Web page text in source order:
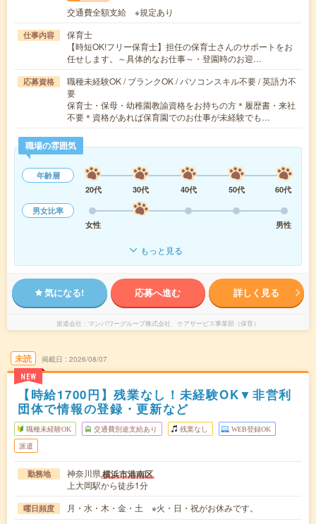
交通費全額支給 ※規定あり
仕事内容
保育士
【時短OK!フリー保育士】担任の保育士さんのサポートをお
任せします。～具体的なお仕事～・登園時のお迎…
応募資格
職種未経験OK / ブランクOK / パソコンスキル不要 / 英語力不
要
保育士・保母・幼稚園教諭資格をお持ちの方＊履歴書・来社
不要＊資格があれば保育園でのお仕事が未経験でも…
職場の雰囲気
年齢層
20代
30代 40代 50代
60代
男女比率
女性
男性
もっと見る
気になる! 応募へ進む 詳しく見る
派遣会社 マンパワーグループ株式会社 ケアサービス事業部（保育）
未読
NEW
掲載日 2026/08/07
【時給1700円】残業なし！未経験OK▼非営利
団体で情報の登録・更新など
職種未経験OK 交通費別途支給あり 残業なし WEB登録OK
派遣
勤務地 神奈川県横浜市港南区
上大岡駅から徒歩1分
曜日頻度 月・水・木・金・土 ※火・日・祝がお休みです。